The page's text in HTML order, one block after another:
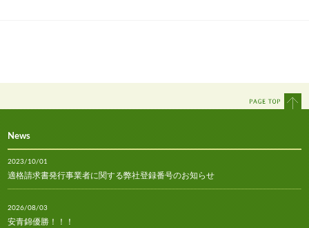
News
2023/10/01
適格請求書発行事業者に関する弊社登録番号のお知らせ
2026/08/03
安青錦優勝！！！